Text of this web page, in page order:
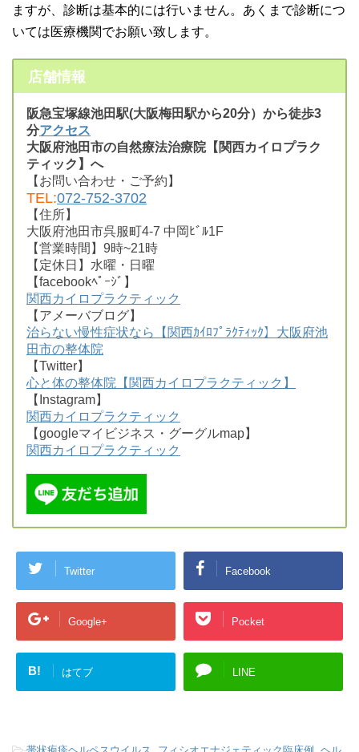
ますが、診断は基本的には行いません。あくまで診断につ
いては医療機関でお願い致します。
店舗情報
阪急宝塚線池田駅(大阪梅田駅から20分）から徒歩3
分アクセス
大阪府池田市の自然療法治療院【関西カイロプラク
ティック】へ
【お問い合わせ・ご予約】
TEL:072-752-3702
【住所】
大阪府池田市呉服町4-7 中岡ﾋﾞﾙ1F
【営業時間】9時~21時
【定休日】水曜・日曜
【facebookﾍﾟｰｼﾞ】
関西カイロプラクティック
【アメーバブログ】
治らない慢性症状なら【関西ｶｲﾛﾌﾟﾗｸﾃｨｯｸ】大阪府池
田市の整体院
【Twitter】
心と体の整体院【関西カイロプラクティック】
【Instagram】
関西カイロプラクティック
【googleマイビジネス・グーグルmap】
関西カイロプラクティック
Twitter Facebook
Google+ Pocket
B! はてブ LINE